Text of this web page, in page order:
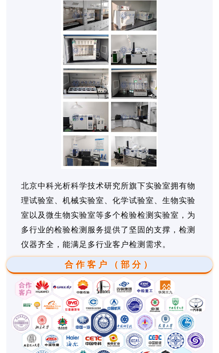
北京中科光析科学技术研究所旗下实验室拥有物
理试验室、机械实验室、化学试验室、生物实验
室以及微生物实验室等多个检验检测实验室，为
多行业的检验检测服务提供了坚固的支撑，检测
仪器齐全，能满足多行业客户检测需求。
合作客户（部分）